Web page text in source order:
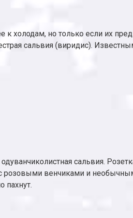
но только если их
сальвия (виридис).
сальвия.
венчиками и
пахнут.